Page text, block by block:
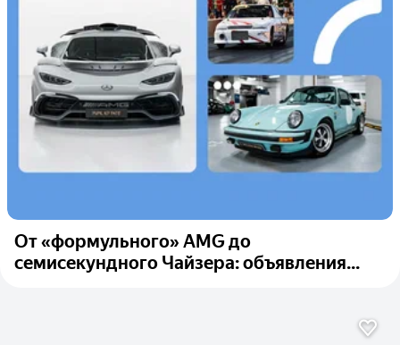
От «формульного» AMG до
семисекундного Чайзера: объявления...